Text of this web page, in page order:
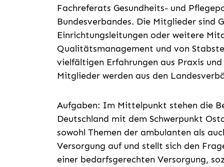
Fachreferats Gesundheits- und
Bundesverbandes. Die Mitglieder sind
Einrichtungsleitungen oder weitere
Qualitätsmanagement und von
vielfältigen Erfahrungen aus Praxis
Mitglieder werden aus den
Aufgaben: Im Mittelpunkt stehen die
Deutschland mit dem Schwerpunkt
sowohl Themen der ambulanten als
Versorgung auf und stellt sich den
einer bedarfsgerechten Versorgung,